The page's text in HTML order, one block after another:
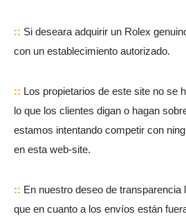
:: Si deseara adquirir un Rolex
con un establecimiento autorizado.
:: Los propietarios de este site no se
lo que los clientes digan o hagan
estamos intentando competir con
en esta web-site.
:: En nuestro deseo de
que en cuanto a los envíos están